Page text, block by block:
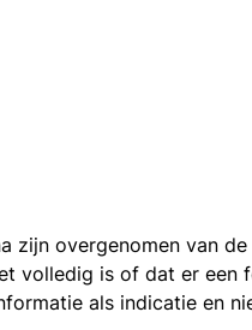
zijn overgenomen van de
volledig is of dat er
als indicatie en